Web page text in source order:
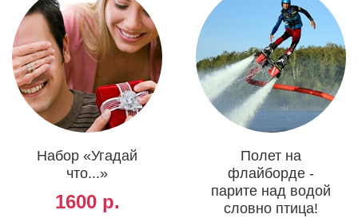
Набор «Угадай
что...»
1600 р.
Полет на
флайборде -
парите над водой
словно птица!